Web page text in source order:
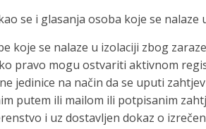
se i glasanja osoba koje se
koje se nalaze u izolaciji zbog
pravo mogu ostvariti aktivnom
jedinice na način da se uputi
putem ili mailom ili potpisanim
i uz dostavljen dokaz o